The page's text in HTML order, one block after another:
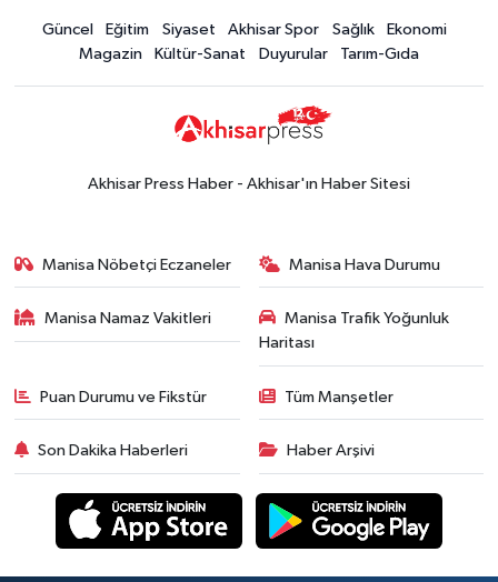
Güncel Eğitim Siyaset Akhisar Spor Sağlık
Ekonomi
Magazin
Kültür-Sanat Duyurular Tarım-Gıda
Akhisar Press Haber - Akhisar'ın Haber Sitesi
Manisa Nöbetçi Eczaneler Manisa Hava Durumu
Manisa Namaz Vakitleri
Manisa Trafik Yoğunluk
Haritası
Puan Durumu ve Fikstür Tüm Manşetler
Son Dakika Haberleri Haber Arşivi